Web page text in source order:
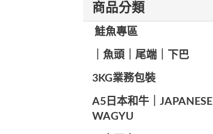
商品分類
️ 鮭魚專區
️｜魚頭｜尾端｜下巴
️3KG業務包裝
A5日本和牛｜JAPANESE
WAGYU